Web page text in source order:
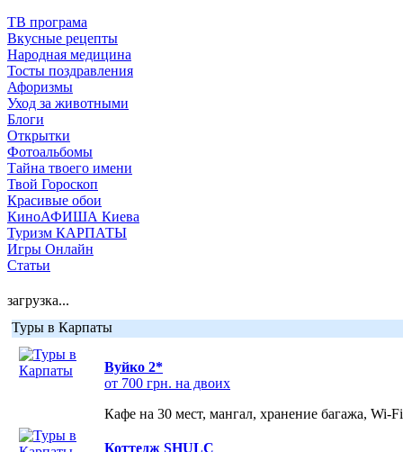
ТВ програма
Вкусные рецепты
Народная медицина
Тосты поздравления
Афоризмы
Уход за животными
Блоги
Открытки
Фотоальбомы
Тайна твоего имени
Твой Гороскоп
Красивые обои
КиноАФИША Киева
Туризм КАРПАТЫ
Игры Онлайн
Статьи
загрузка...
Туры в Карпаты
Вуйко 2*
от 700 грн. на двоих
Кафе на 30 мест, мангал, хранение багажа, Wi-
Коттедж SHULC